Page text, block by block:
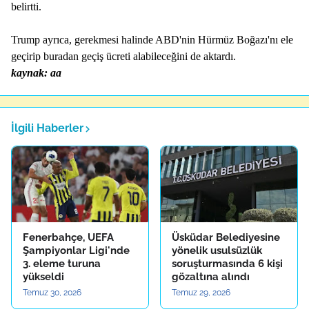
belirtti.
Trump ayrıca, gerekmesi halinde ABD'nin Hürmüz Boğazı'nı ele
geçirip buradan geçiş ücreti alabileceğini de aktardı.
kaynak: aa
İlgili Haberler
Fenerbahçe, UEFA
Şampiyonlar Ligi'nde
3. eleme turuna
yükseldi
Temuz 30, 2026
Üsküdar Belediyesine
yönelik usulsüzlük
soruşturmasında 6 kişi
gözaltına alındı
Temuz 29, 2026